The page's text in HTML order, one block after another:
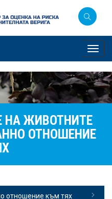
НА ЖИВОТНИТЕ
ОТНОШЕНИЕ
отношение към тях